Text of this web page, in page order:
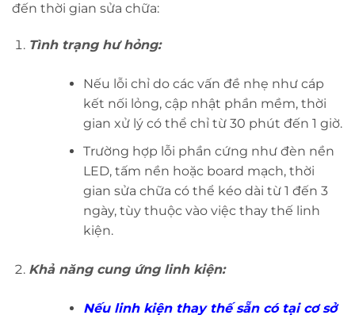
đến thời gian sửa chữa:
Tình trạng hư hỏng:
Nếu lỗi chỉ do các vấn đề nhẹ như cáp
kết nối lỏng, cập nhật phần mềm, thời
gian xử lý có thể chỉ từ 30 phút đến 1 giờ.
Trường hợp lỗi phần cứng như đèn nền
LED, tấm nền hoặc board mạch, thời
gian sửa chữa có thể kéo dài từ 1 đến 3
ngày, tùy thuộc vào việc thay thế linh
kiện.
Khả năng cung ứng linh kiện:
Nếu linh kiện thay thế sẵn có tại cơ sở